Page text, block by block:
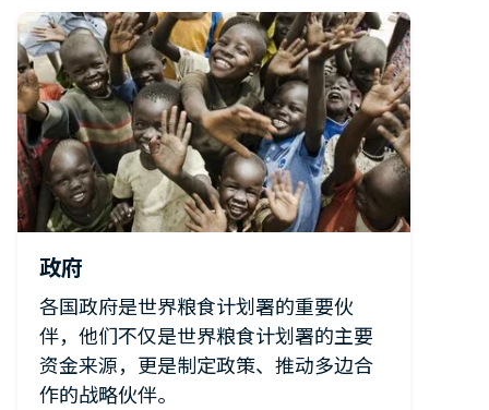
政府
各国政府是世界粮食计划署的重要伙
伴，他们不仅是世界粮食计划署的主要
资金来源，更是制定政策、推动多边合
作的战略伙伴。